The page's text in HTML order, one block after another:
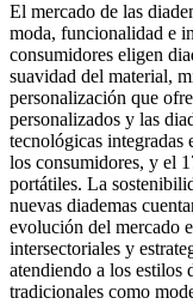
El mercado de las
moda, funcionalidad e
consumidores eligen
suavidad del material,
personalización que
personalizados y las
tecnológicas integradas
los consumidores, y el
portátiles. La
nuevas diademas
evolución del mercado
intersectoriales y
atendiendo a los estilos
tradicionales como